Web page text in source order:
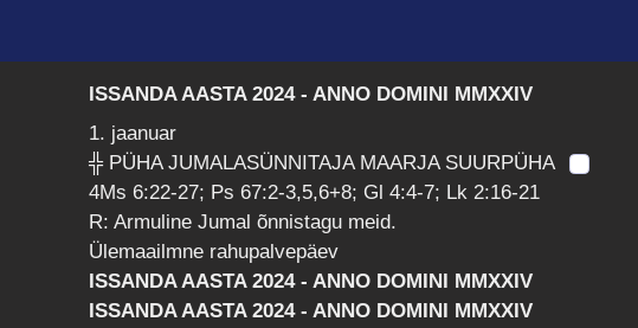
ISSANDA AASTA 2024 - ANNO DOMINI MMXXIV
1. jaanuar
╬ PÜHA JUMALASÜNNITAJA MAARJA SUURPÜHA
4Ms 6:22-27; Ps 67:2-3,5,6+8; Gl 4:4-7; Lk 2:16-21
R: Armuline Jumal õnnistagu meid.
Ülemaailmne rahupalvepäev
ISSANDA AASTA 2024 - ANNO DOMINI MMXXIV
ISSANDA AASTA 2024 - ANNO DOMINI MMXXIV